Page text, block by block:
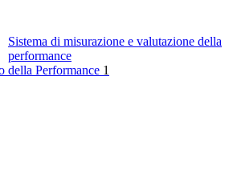
Sistema di misurazione e valutazione della
performance
della Performance 1